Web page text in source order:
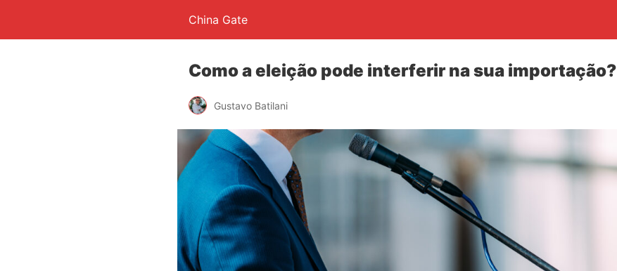
China Gate
Como a eleição pode interferir na sua importação?
Gustavo Batilani